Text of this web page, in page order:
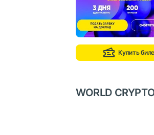
Купить
WORLD